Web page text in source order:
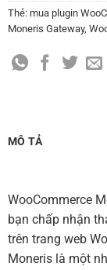
Thẻ: mua plugin
Moneris Gateway,
MÔ TẢ
WooCommerce
bạn chấp nhận
trên trang web
Moneris là một